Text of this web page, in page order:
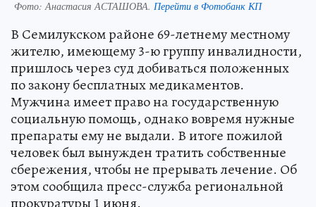
Фото:Анастасия АСТАШОВА. Перейти в Фотобанк КП
В Семилукском районе 69-летнему местному
жителю, имеющему 3-ю группу инвалидности,
пришлось через суд добиваться положенных
по закону бесплатных медикаментов.
Мужчина имеет право на государственную
социальную помощь, однако вовремя нужные
препараты ему не выдали. В итоге пожилой
человек был вынужден тратить собственные
сбережения, чтобы не прерывать лечение. Об
этом сообщила пресс-служба региональной
прокуратуры 1 июня.